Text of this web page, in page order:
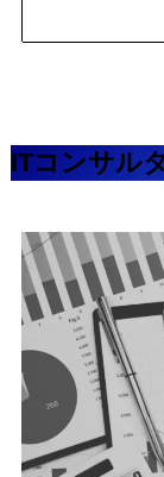
ITコンサル